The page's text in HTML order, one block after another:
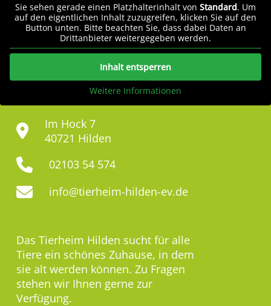
Sie sehen gerade einen Platzhalterinhalt von Standard. Um
auf den eigentlichen Inhalt zuzugreifen, klicken Sie auf den
Button unten. Bitte beachten Sie, dass dabei Daten an
Drittanbieter weitergegeben werden.
Inhalt entsperren
Weitere Informationen
Im Hock 7
40721 Hilden
02103 54 574
info@tierheim-hilden-ev.de
Das Tierheim Hilden sucht für alle
Tiere ein schönes Zuhause, in dem
sie alt werden können. Zu Fragen
stehen wir Ihnen gerne zur
Verfügung.